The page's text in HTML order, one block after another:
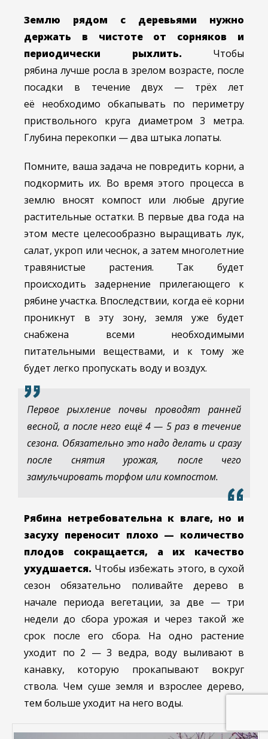
Землю рядом с деревьями нужно
держать в чистоте от сорняков и
периодически рыхлить. Чтобы
рябина лучше росла в зрелом возрасте, после
посадки в течение двух — трёх лет
её необходимо обкапывать по периметру
приствольного круга диаметром 3 метра.
Глубина перекопки — два штыка лопаты.
Помните, ваша задача не повредить корни, а
подкормить их. Во время этого процесса в
землю вносят компост или любые другие
растительные остатки. В первые два года на
этом месте целесообразно выращивать лук,
салат, укроп или чеснок, а затем многолетние
травянистые растения. Так будет
происходить задернение прилегающего к
рябине участка. Впоследствии, когда её корни
проникнут в эту зону, земля уже будет
снабжена всеми необходимыми
питательными веществами, и к тому же
будет легко пропускать воду и воздух.
Первое рыхление почвы проводят ранней
весной, а после него ещё 4 — 5 раз в течение
сезона. Обязательно это надо делать и сразу
после снятия урожая, после чего
замульчировать торфом или компостом.
Рябина нетребовательна к влаге, но и
засуху переносит плохо — количество
плодов сокращается, а их качество
ухудшается. Чтобы избежать этого, в сухой
сезон обязательно поливайте дерево в
начале периода вегетации, за две — три
недели до сбора урожая и через такой же
срок после его сбора. На одно растение
уходит по 2 — 3 ведра, воду выливают в
канавку, которую прокапывают вокруг
ствола. Чем суше земля и взрослее дерево,
тем больше уходит на него воды.